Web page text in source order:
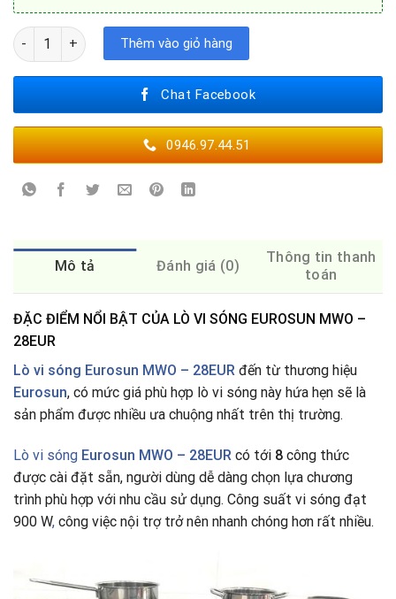
LÒ VI SÓNG EUROSUN MWO - 28EUR số lượng
Thêm vào giỏ hàng
Chat Facebook
0946.97.44.51
Mô tả Đánh giá (0)
Thông tin thanh
toán
ĐẶC ĐIỂM NỔI BẬT CỦA LÒ VI SÓNG EUROSUN MWO –
28EUR
Lò vi sóng Eurosun MWO – 28EUR đến từ thương hiệu
Eurosun, có mức giá phù hợp lò vi sóng này hứa hẹn sẽ là
sản phẩm được nhiều ưa chuộng nhất trên thị trường.
Lò vi sóng Eurosun MWO – 28EUR có tới 8 công thức
được cài đặt sẵn, người dùng dễ dàng chọn lựa chương
trình phù hợp với nhu cầu sử dụng. Công suất vi sóng đạt
900 W, công việc nội trợ trở nên nhanh chóng hơn rất nhiều.